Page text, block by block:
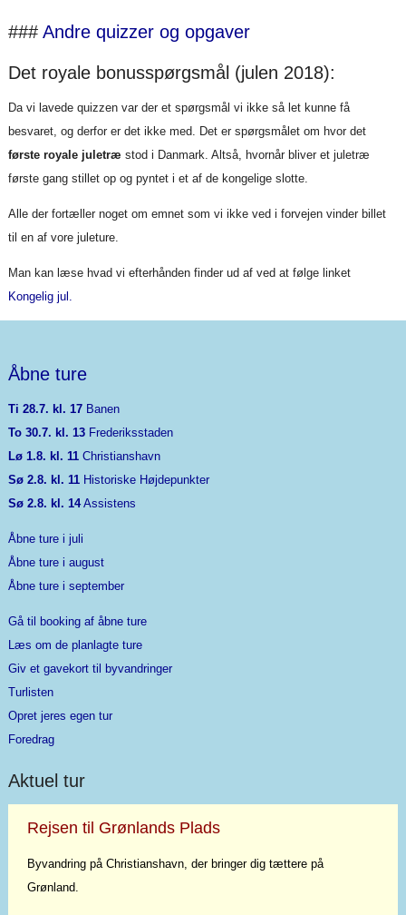
### Andre quizzer og opgaver
Det royale bonusspørgsmål (julen 2018):
Da vi lavede quizzen var der et spørgsmål vi ikke så let kunne få
besvaret, og derfor er det ikke med. Det er spørgsmålet om hvor det
første royale juletræ stod i Danmark. Altså, hvornår bliver et juletræ
første gang stillet op og pyntet i et af de kongelige slotte.
Alle der fortæller noget om emnet som vi ikke ved i forvejen vinder billet
til en af vore juleture.
Man kan læse hvad vi efterhånden finder ud af ved at følge linket
Kongelig jul.
Åbne ture
Ti 28.7. kl. 17Banen
To 30.7. kl. 13Frederiksstaden
Lø 1.8. kl. 11Christianshavn
Sø 2.8. kl. 11Historiske Højdepunkter
Sø 2.8. kl. 14Assistens
Åbne ture i juli
Åbne ture i august
Åbne ture i september
Gå til booking af åbne ture
Læs om de planlagte ture
Giv et gavekort til byvandringer
Turlisten
Opret jeres egen tur
Foredrag
Aktuel tur
Rejsen til Grønlands Plads
Byvandring på Christianshavn, der bringer dig tættere på
Grønland.